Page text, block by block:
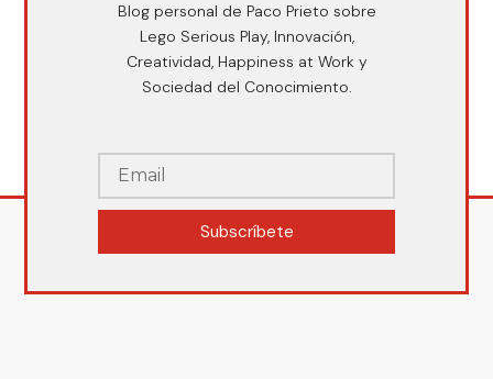
Blog personal de Paco Prieto sobre
Lego Serious Play, Innovación,
Creatividad, Happiness at Work y
Sociedad del Conocimiento.
Subscríbete